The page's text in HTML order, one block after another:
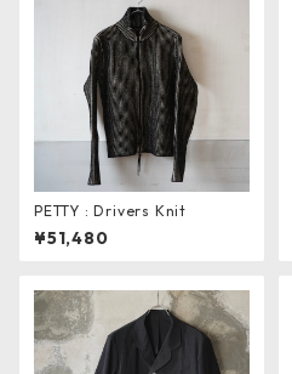
PETTY : Drivers Knit
¥51,480